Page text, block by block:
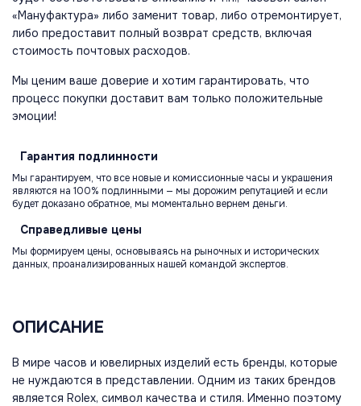
«Мануфактура» либо заменит товар, либо отремонтирует,
либо предоставит полный возврат средств, включая
стоимость почтовых расходов.
Мы ценим ваше доверие и хотим гарантировать, что
процесс покупки доставит вам только положительные
эмоции!
Гарантия подлинности
Мы гарантируем, что все новые и комиссионные часы и украшения
являются на 100% подлинными — мы дорожим репутацией и если
будет доказано обратное, мы моментально вернем деньги.
Справедливые цены
Мы формируем цены, основываясь на рыночных и исторических
данных, проанализированных нашей командой экспертов.
ОПИСАНИЕ
В мире часов и ювелирных изделий есть бренды, которые
не нуждаются в представлении. Одним из таких брендов
является Rolex, символ качества и стиля. Именно поэтому